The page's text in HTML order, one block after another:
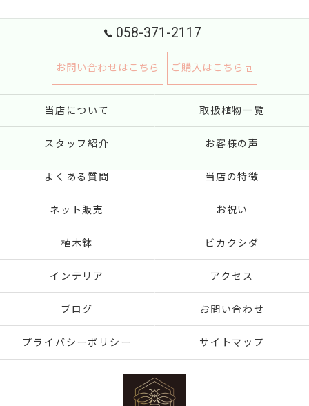
058-371-2117
お問い合わせはこちら ご購入はこちら
当店について 取扱植物一覧
スタッフ紹介 お客様の声
よくある質問 当店の特徴
ネット販売 お祝い
植木鉢 ビカクシダ
インテリア アクセス
ブログ お問い合わせ
プライバシーポリシー サイトマップ